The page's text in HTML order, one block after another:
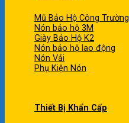
Mũ Bảo Hộ Công Trường
Nón bảo hộ 3M
Giày Bảo Hộ K2
Nón bảo hộ lao động
Nón Vải
Phụ Kiện Nón
Thiết Bị Khẩn Cấp